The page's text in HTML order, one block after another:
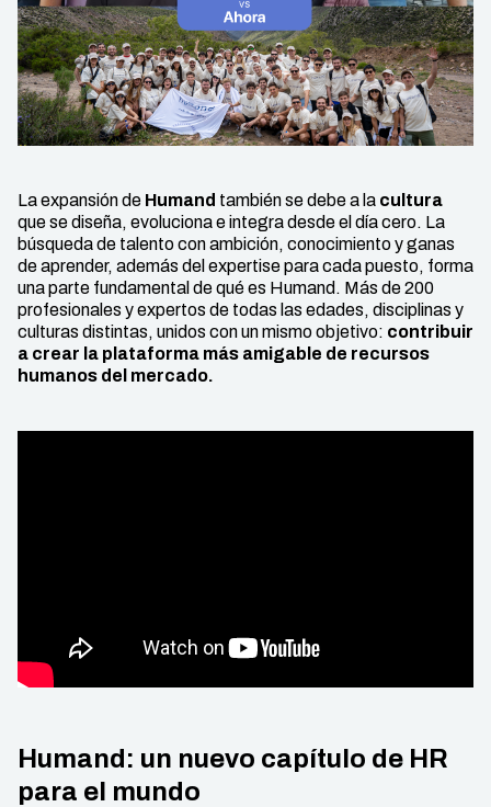
La expansión de Humand también se debe a la cultura
que se diseña, evoluciona e integra desde el día cero. La
búsqueda de talento con ambición, conocimiento y ganas
de aprender, además del expertise para cada puesto, forma
una parte fundamental de qué es Humand. Más de 200
profesionales y expertos de todas las edades, disciplinas y
culturas distintas, unidos con un mismo objetivo: contribuir
a crear la plataforma más amigable de recursos
humanos del mercado.
Humand: un nuevo capítulo de HR
para el mundo